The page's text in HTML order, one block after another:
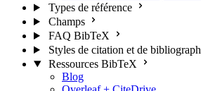
Types de référence
Champs
FAQ BibTeX
Styles de citation et de
Ressources BibTeX
Blog